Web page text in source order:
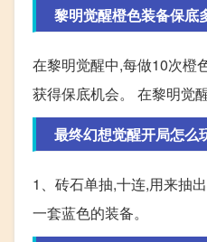
黎明觉醒橙色装备保底
在黎明觉醒中,每做10次橙
获得保底机会。 在黎明觉醒
最终幻想觉醒开局怎么
1、砖石单抽,十连,用来抽
一套蓝色的装备。